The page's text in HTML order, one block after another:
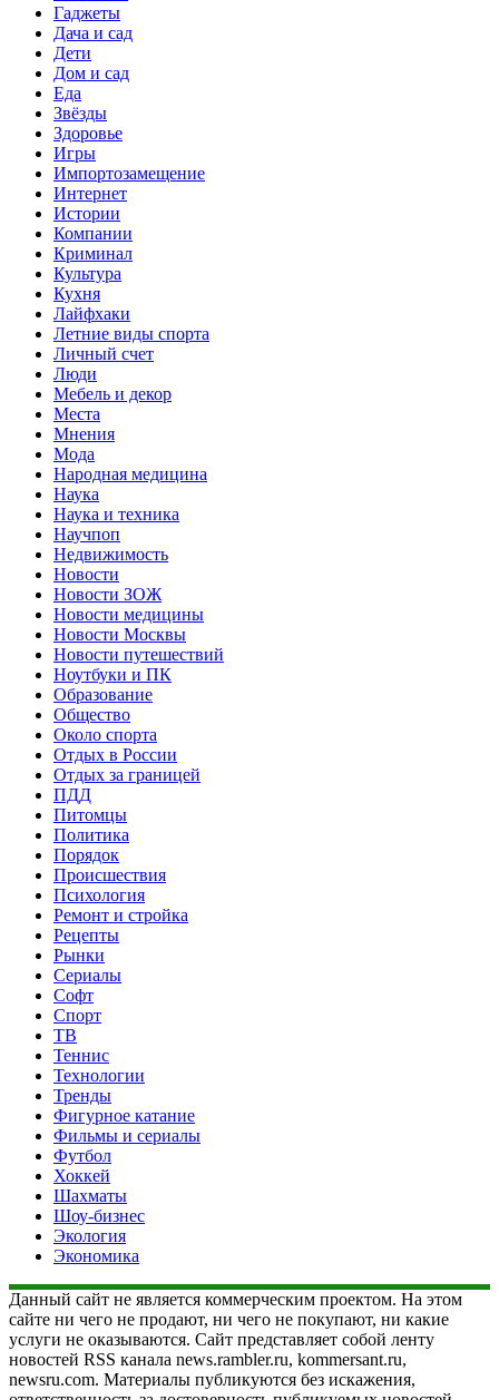
Гаджеты
Дача и сад
Дети
Дом и сад
Еда
Звёзды
Здоровье
Игры
Импортозамещение
Интернет
Истории
Компании
Криминал
Культура
Кухня
Лайфхаки
Летние виды спорта
Личный счет
Люди
Мебель и декор
Места
Мнения
Мода
Народная медицина
Наука
Наука и техника
Научпоп
Недвижимость
Новости
Новости ЗОЖ
Новости медицины
Новости Москвы
Новости путешествий
Ноутбуки и ПК
Образование
Общество
Около спорта
Отдых в России
Отдых за границей
ПДД
Питомцы
Политика
Порядок
Происшествия
Психология
Ремонт и стройка
Рецепты
Рынки
Сериалы
Софт
Спорт
ТВ
Теннис
Технологии
Тренды
Фигурное катание
Фильмы и сериалы
Футбол
Хоккей
Шахматы
Шоу-бизнес
Экология
Экономика
Данный сайт не является коммерческим проектом. На этом
сайте ни чего не продают, ни чего не покупают, ни какие
услуги не оказываются. Сайт представляет собой ленту
новостей RSS канала news.rambler.ru, kommersant.ru,
newsru.com. Материалы публикуются без искажения,